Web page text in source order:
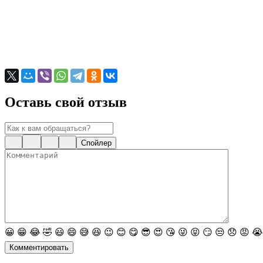
Оставь свой отзыв
Спойлер
😀 😁 😂 🤣 😃 😄 😅 😆 😉 😊 😋 😎 😍 😘 😜 😝 😏 😒 😞 😡 😭
Комментировать